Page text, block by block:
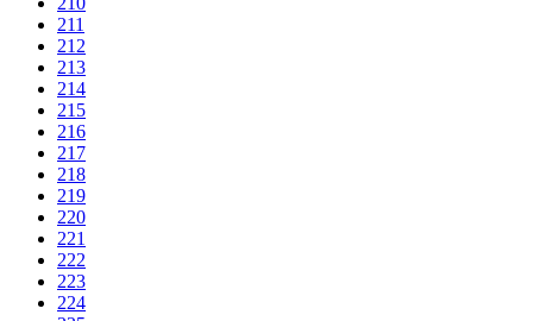
211
212
213
214
215
216
217
218
219
220
221
222
223
224